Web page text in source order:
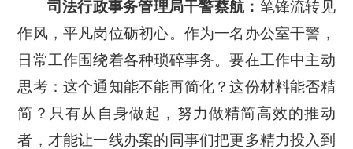
司法行政事务管理局干警蔡航： 笔锋流转见
作风，平凡岗位砺初心。作为一名办公室干警，
日常工作围绕着各种琐碎事务。要在工作中主动
思考：这个通知能不能再简化？这份材料能否精
简？只有从自身做起，努力做精简高效的推动
者，才能让一线办案的同事们把更多精力投入到